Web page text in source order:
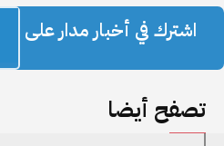
اشترك في أخبار مدار على
تصفح أيضا